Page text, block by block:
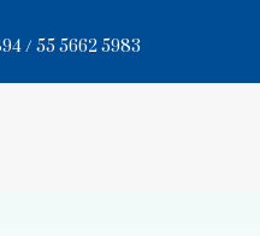
/ 55 5662 5983